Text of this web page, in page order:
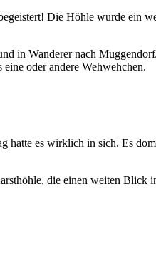
Die Höhle wurde ein
in Wanderer nach
oder andere Wehwehchen.
hatte es wirklich in sich. Es
die einen weiten Blick